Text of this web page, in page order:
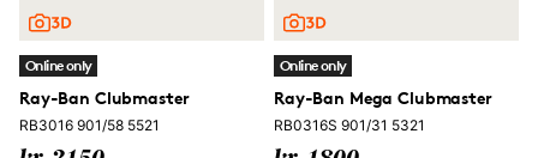
Online only
Ray-Ban Clubmaster
RB3016 901/58 5521
Online only
Ray-Ban Mega Clubmaster
RB0316S 901/31 5321